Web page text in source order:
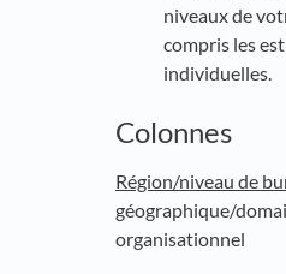
niveaux de
compris les
individuelles.
Colonnes
Région/niveau de
géographique/
organisationnel